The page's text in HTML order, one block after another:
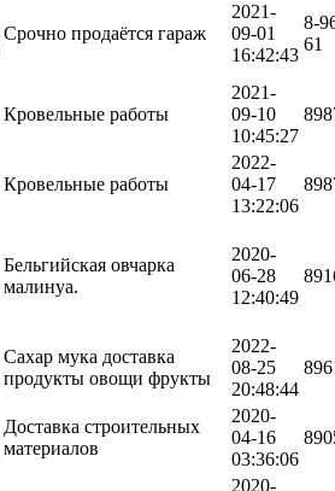
Срочно продаётся гараж
2021-
09-01
16:42:43
8-
61
Кровельные работы
2021-
09-10
10:45:27
Кровельные работы
2022-
04-17
13:22:06
Бельгийская овчарка
малинуа.
2020-
06-28
12:40:49
Сахар мука доставка
продукты овощи фрукты
2022-
08-25
20:48:44
Доставка строительных
материалов
2020-
04-16
03:36:06
2020-